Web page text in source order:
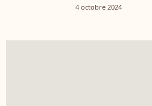
4 octobre 2024